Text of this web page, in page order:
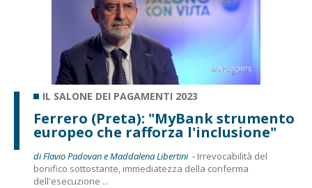
IL SALONE DEI PAGAMENTI 2023
Ferrero (Preta): "MyBank strumento
europeo che rafforza l'inclusione"
di Flavio Padovan e Maddalena Libertini - Irrevocabilità del
bonifico sottostante, immediatezza della conferma
dell'esecuzione ...